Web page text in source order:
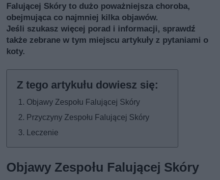
Falującej Skóry to dużo poważniejsza choroba,
obejmująca co najmniej kilka objawów.
Jeśli szukasz więcej porad i informacji, sprawdź
także zebrane w tym miejscu artykuły z pytaniami o
koty.
Objawy Zespołu Falującej Skóry
Przyczyny Zespołu Falującej Skóry
Leczenie
Objawy Zespołu Falującej Skóry